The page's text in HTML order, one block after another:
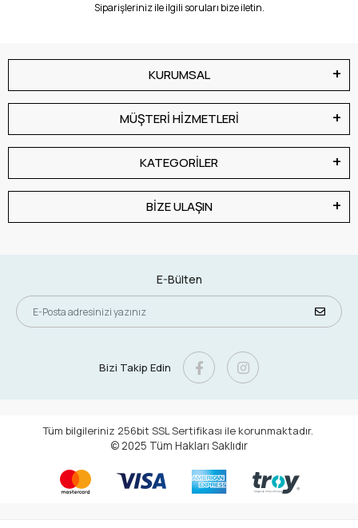
Siparişleriniz ile ilgili soruları bize iletin.
KURUMSAL
MÜŞTERİ HİZMETLERİ
KATEGORİLER
BİZE ULAŞIN
E-Bülten
Bizi Takip Edin
Tüm bilgileriniz 256bit SSL Sertifikası ile korunmaktadır.
© 2025 Tüm Hakları Saklıdır